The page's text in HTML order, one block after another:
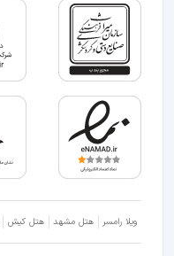
ویلا رامسر هتل مشهد هتل کیش